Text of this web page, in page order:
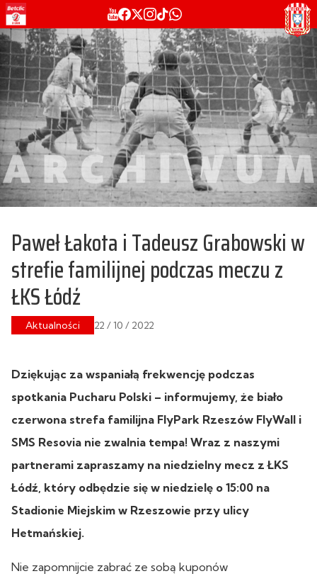
Paweł Łakota i Tadeusz Grabowski w
strefie familijnej podczas meczu z
ŁKS Łódź
Aktualności 22 / 10 / 2022
Dziękując za wspaniałą frekwencję podczas
spotkania Pucharu Polski – informujemy, że biało
czerwona strefa familijna FlyPark Rzeszów FlyWall i
SMS Resovia nie zwalnia tempa! Wraz z naszymi
partnerami zapraszamy na niedzielny mecz z ŁKS
Łódź, który odbędzie się w niedzielę o 15:00 na
Stadionie Miejskim w Rzeszowie przy ulicy
Hetmańskiej.
Nie zapomnijcie zabrać ze sobą kuponów